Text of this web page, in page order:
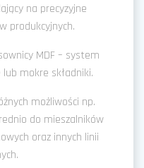
na precyzyjne
produkcyjnych.
MDF – system
mokre składniki.
możliwości np.
do mieszalników
oraz innych linii